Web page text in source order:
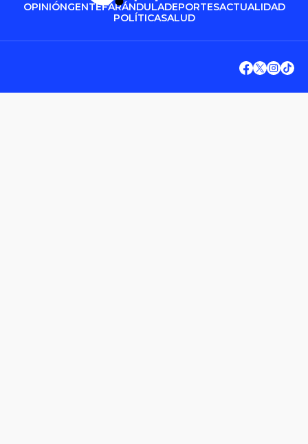
OPINIÓNGENTEFARÁNDULADEPORTESACTUALIDAD
POLÍTICASALUD